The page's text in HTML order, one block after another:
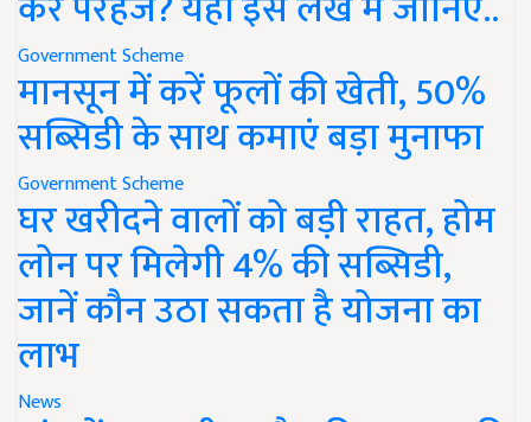
Government Scheme
मानसून में करें फूलों की खेती, 50%
सब्सिडी के साथ कमाएं बड़ा मुनाफा
Government Scheme
घर खरीदने वालों को बड़ी राहत, होम
लोन पर मिलेगी 4% की सब्सिडी,
जानें कौन उठा सकता है योजना का
लाभ
News